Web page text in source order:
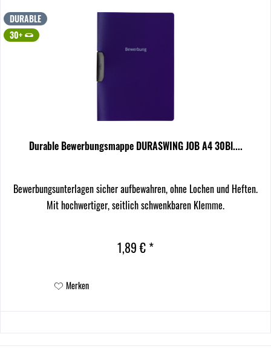
DURABLE
30+
Durable Bewerbungsmappe DURASWING JOB A4 30Bl....
Bewerbungsunterlagen sicher aufbewahren, ohne Lochen und Heften.
Mit hochwertiger, seitlich schwenkbaren Klemme.
1,89 € *
Merken